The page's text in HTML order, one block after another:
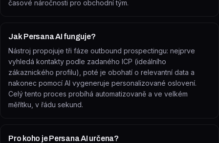
časové náročnosti pro obchodní tým.
Jak Persana AI funguje?
Nástroj propojuje tři fáze outbound prospectingu: nejprve
vyhledá kontakty podle zadaného ICP (ideálního
zákaznického profilu), poté je obohatí o relevantní data a
nakonec pomocí AI vygeneruje personalizované oslovení.
Celý tento proces probíhá automatizovaně a ve velkém
měřítku, v řádu sekund.
Pro koho je Persana AI určena?